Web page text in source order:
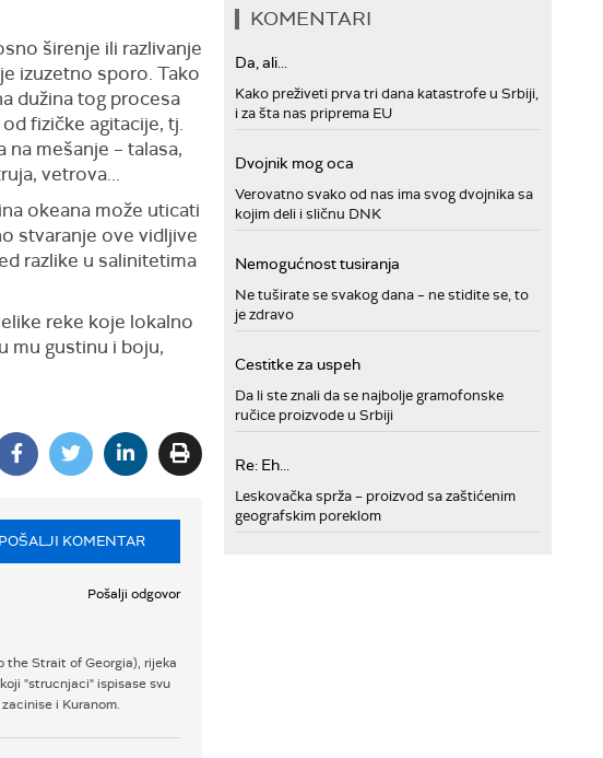
širenje ili razlivanje
izuzetno sporo. Tako
dužina tog procesa
fizičke agitacije, tj.
na mešanje – talasa,
vetrova...
okeana može uticati
stvaranje ove vidljive
razlike u salinitetima
reke koje lokalno
mu gustinu i boju,
POŠALJI KOMENTAR
Pošalji odgovor
the Strait of Georgia), rijeka
"strucnjaci" ispisase svu
i Kuranom.
KOMENTARI
Da, ali...
Kako preživeti prva tri dana katastrofe u Srbiji,
i za šta nas priprema EU
Dvojnik mog oca
Verovatno svako od nas ima svog dvojnika sa
kojim deli i sličnu DNK
Nemogućnost tusiranja
Ne tuširate se svakog dana – ne stidite se, to
je zdravo
Cestitke za uspeh
Da li ste znali da se najbolje gramofonske
ručice proizvode u Srbiji
Re: Eh...
Leskovačka sprža – proizvod sa zaštićenim
geografskim poreklom